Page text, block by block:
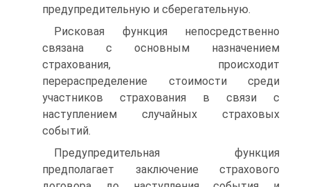
предупредительную и сберегательную.
Рисковая функция непосредственно
связана с основным назначением
страхования, происходит
перераспределение стоимости среди
участников страхования в связи с
наступлением случайных страховых
событий.
Предупредительная функция
предполагает заключение страхового